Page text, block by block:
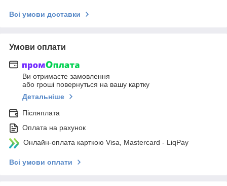
Всі умови доставки
Умови оплати
Ви отримаєте замовлення
або гроші повернуться на вашу картку
Детальніше
Післяплата
Оплата на рахунок
Онлайн-оплата карткою Visa, Mastercard - LiqPay
Всі умови оплати